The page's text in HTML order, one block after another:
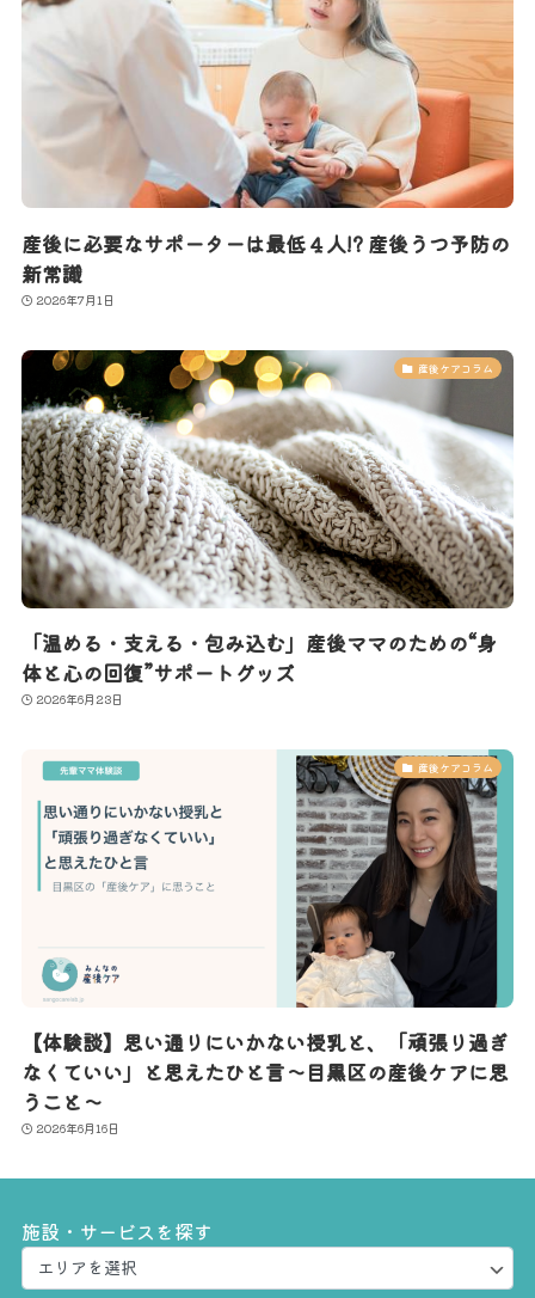
産後に必要なサポーターは最低４人!? 産後うつ予防の
新常識
2026年7月1日
産後ケアコラム
「温める・支える・包み込む」産後ママのための“身
体と心の回復”サポートグッズ
2026年6月23日
産後ケアコラム
【体験談】思い通りにいかない授乳と、「頑張り過ぎ
なくていい」と思えたひと言〜目黒区の産後ケアに思
うこと〜
2026年6月16日
施設・サービスを探す